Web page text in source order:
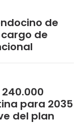
de
cargo de
para 2035
del plan